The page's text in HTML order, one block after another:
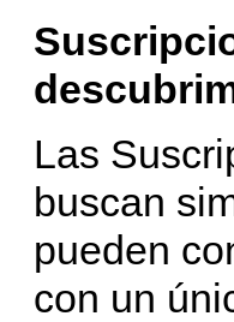
Las
buscan
pueden
con un